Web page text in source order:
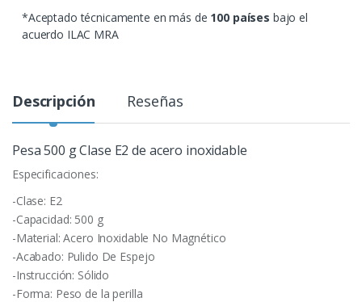
*Aceptado técnicamente en más de 100 países bajo el
acuerdo ILAC MRA
Descripción Reseñas
Pesa 500 g Clase E2 de acero inoxidable
Especificaciones:
-Clase: E2
-Capacidad: 500 g
-Material: Acero Inoxidable No Magnético
-Acabado: Pulido De Espejo
-Instrucción: Sólido
-Forma: Peso de la perilla